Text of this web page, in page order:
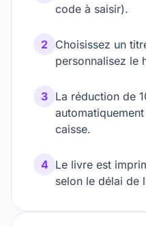
code à saisir).
2 Choisissez un
personnalisez le
3 La réduction de
caisse.
4 Le livre est
selon le délai de